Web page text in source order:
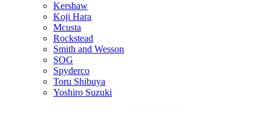
Kershaw
Koji Hara
Mcusta
Rockstead
Smith and Wesson
SOG
Spyderco
Toru Shibuya
Yoshiro Suzuki